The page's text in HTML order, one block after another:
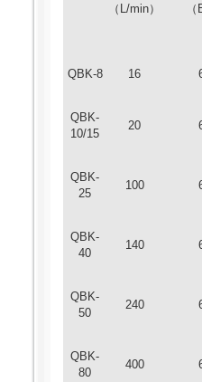
（L/min）
QBK-8 16
QBK-
10/15
20
QBK-
25
100
QBK-
40
140
QBK-
50
240
QBK-
80
400